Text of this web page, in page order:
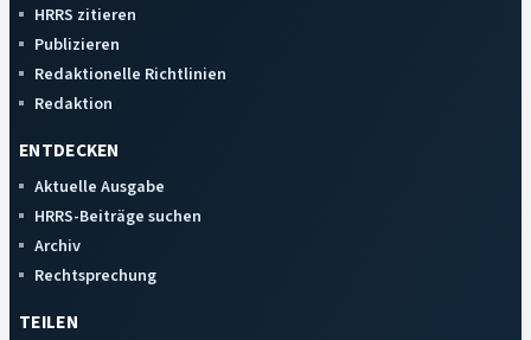
HRRS zitieren
Publizieren
Redaktionelle Richtlinien
Redaktion
ENTDECKEN
Aktuelle Ausgabe
HRRS-Beiträge suchen
Archiv
Rechtsprechung
TEILEN